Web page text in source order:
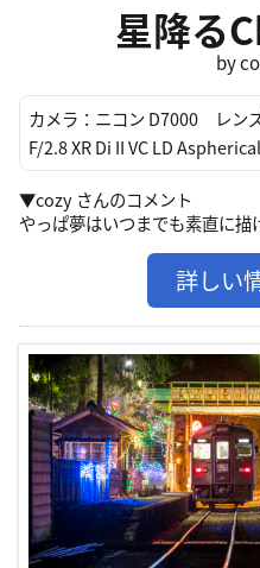
星降る
by
カメラ： ニコン D7000 レン
F/2.8 XR Di II VC LD
▼cozy さんのコメント
やっぱ夢はいつまでも素直に
詳しい